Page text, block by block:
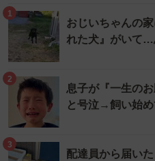
1
おじいちゃんの
れた犬』がいて
2
息子が『一生の
と号泣→飼い始
3
配達員から届い